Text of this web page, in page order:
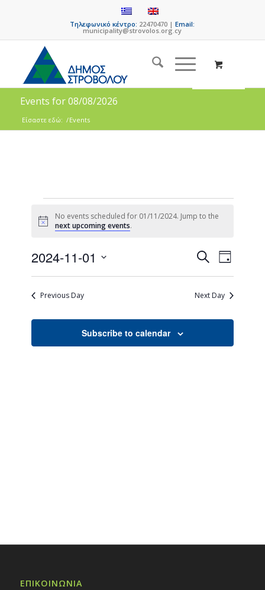
Τηλεφωνικό κέντρο: 22470470 |Email:
municipality@strovolos.org.cy
Events for 08/08/2026
Είσαστε εδώ: /Events
Notice
No events scheduled for 01/11/2024. Jump to the
next upcoming events.
Events
Search
and
SearchEvent
Views
Day
2024-11-01
Previous Day
Next Day
Subscribe to calendar
ΕΠΙΚΟΙΝΩΝΙΑ